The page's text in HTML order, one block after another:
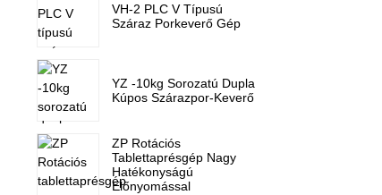
VH-2 PLC V Típusú
Száraz Porkeverő Gép
YZ -10kg Sorozatú Dupla
Kúpos Szárazpor-Keverő
ZP Rotációs
Tablettaprésgép Nagy
Hatékonyságú
Előnyomással